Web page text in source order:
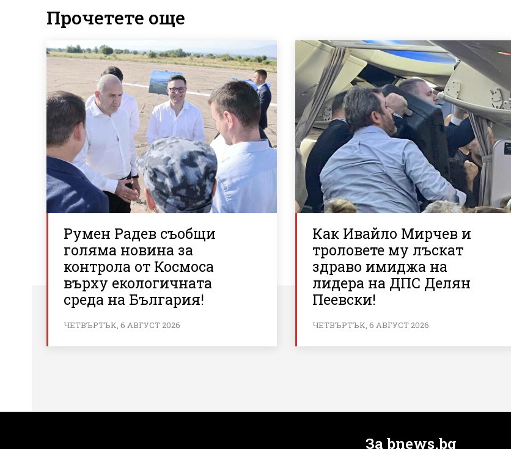
Прочетете още
Румен Радев съобщи
голяма новина за
контрола от Космоса
върху екологичната
среда на България!
ЧЕТВЪРТЪК, 6 АВГУСТ 2026
Как Ивайло Мирчев и
троловете му лъскат
здраво имиджа на
лидера на ДПС Делян
Пеевски!
ЧЕТВЪРТЪК, 6 АВГУСТ 2026
За bnews.bg